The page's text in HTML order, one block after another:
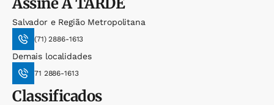
Salvador e Região Metropolitana
(71) 2886-1613
Demais localidades
71 2886-1613
Classificados